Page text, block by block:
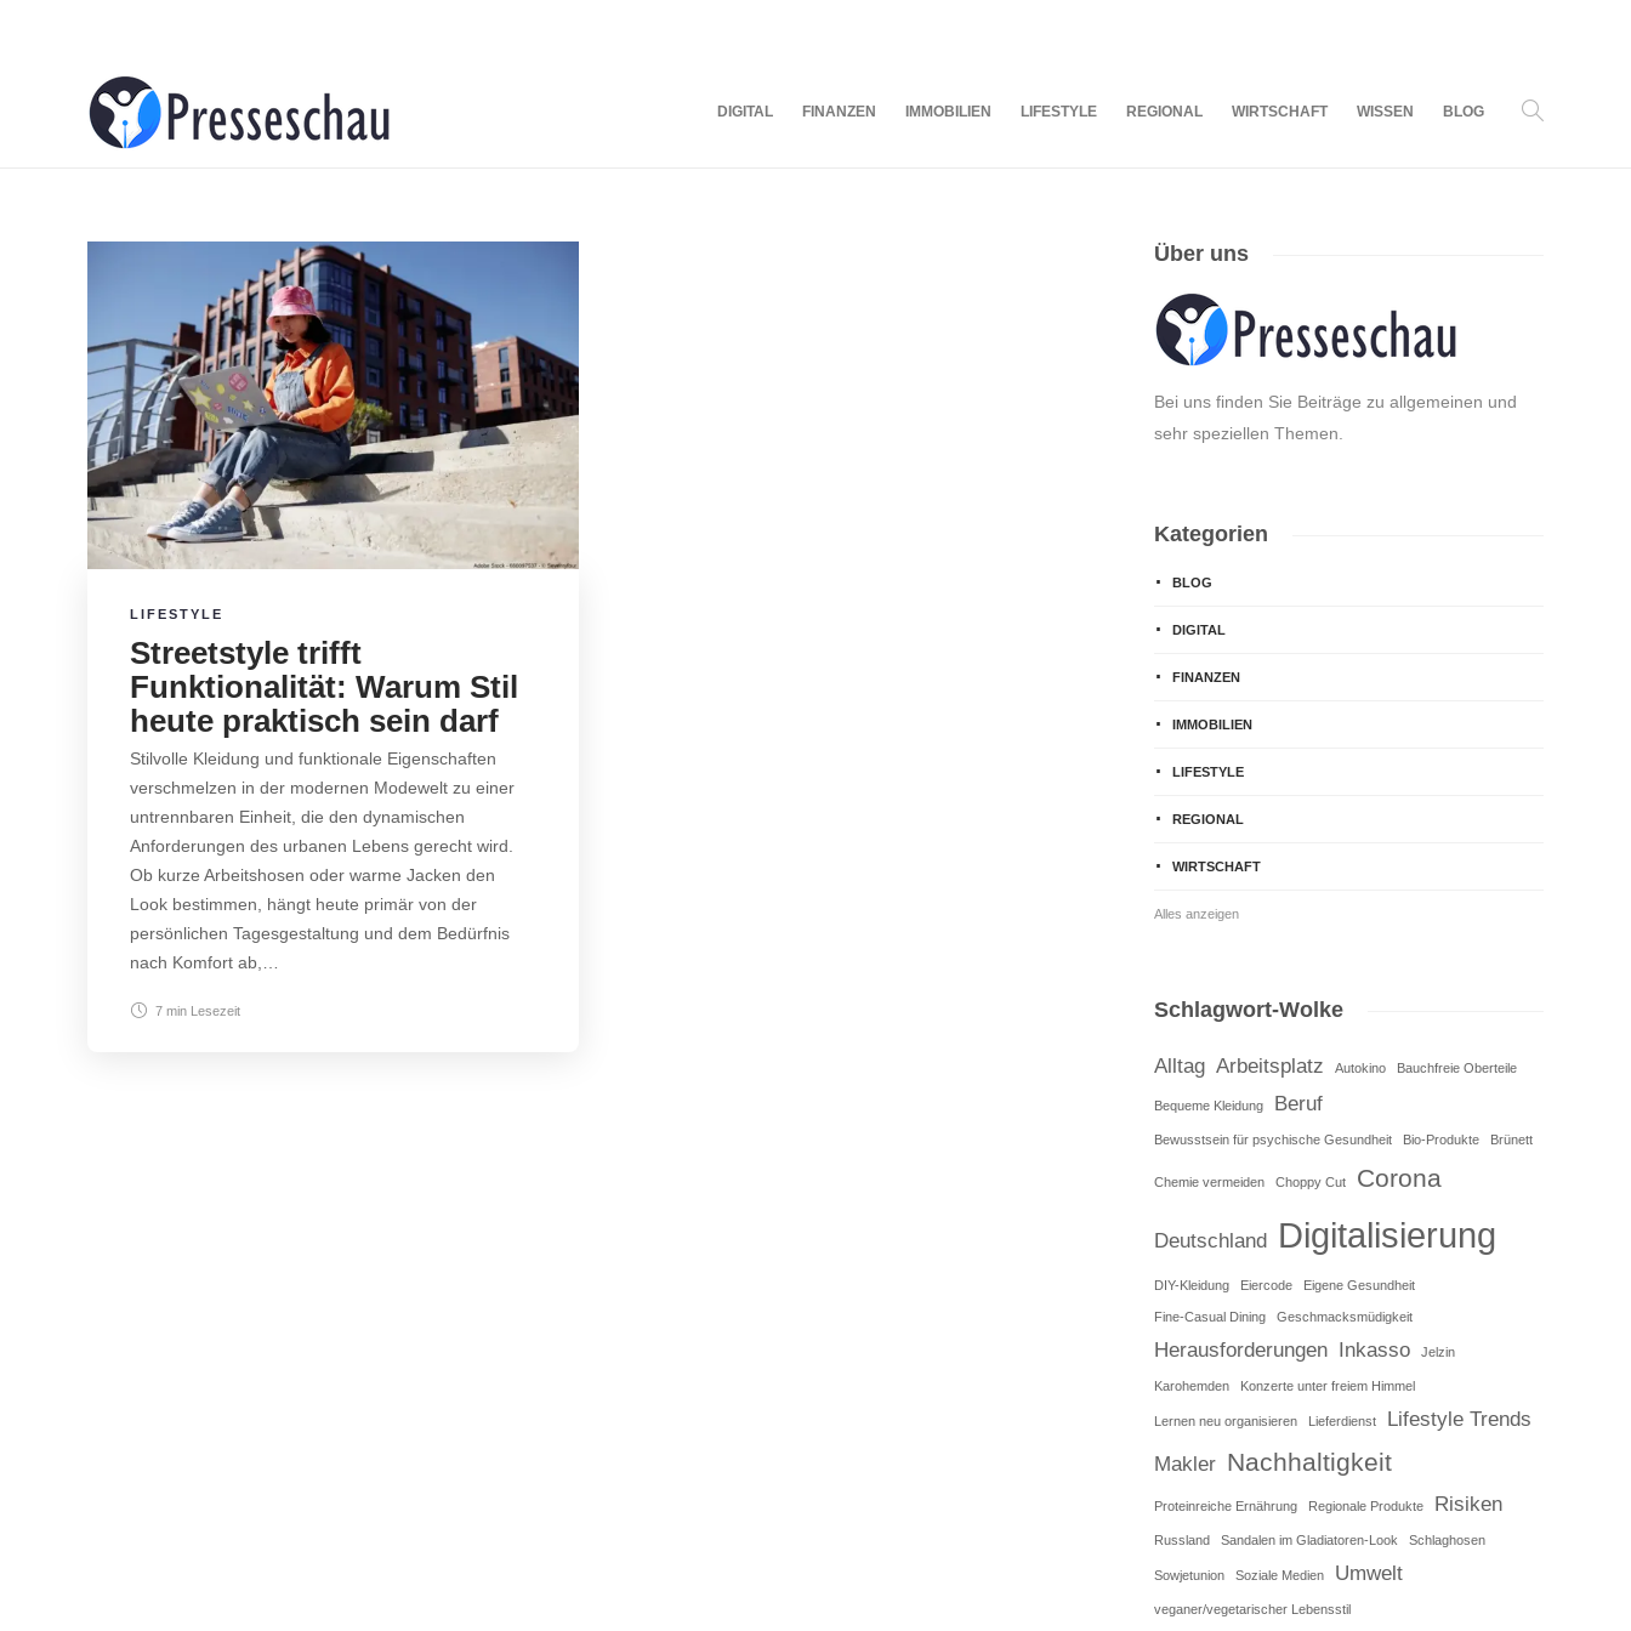
DIGITAL FINANZEN IMMOBILIEN LIFESTYLE REGIONAL WIRTSCHAFT WISSEN BLOG
LIFESTYLE
Streetstyle trifft
Funktionalität: Warum Stil
heute praktisch sein darf
Stilvolle Kleidung und funktionale Eigenschaften
verschmelzen in der modernen Modewelt zu einer
untrennbaren Einheit, die den dynamischen
Anforderungen des urbanen Lebens gerecht wird.
Ob kurze Arbeitshosen oder warme Jacken den
Look bestimmen, hängt heute primär von der
persönlichen Tagesgestaltung und dem Bedürfnis
nach Komfort ab,…
7 min Lesezeit
Über uns
Bei uns finden Sie Beiträge zu allgemeinen und
sehr speziellen Themen.
Kategorien
BLOG
DIGITAL
FINANZEN
IMMOBILIEN
LIFESTYLE
REGIONAL
WIRTSCHAFT
Alles anzeigen
Schlagwort-Wolke
Alltag Arbeitsplatz Autokino Bauchfreie Oberteile
Bequeme Kleidung Beruf
Bewusstsein für psychische Gesundheit Bio-Produkte Brünett
Chemie vermeiden Choppy Cut Corona
Deutschland Digitalisierung
DIY-Kleidung Eiercode Eigene Gesundheit
Fine-Casual Dining Geschmacksmüdigkeit
Herausforderungen Inkasso Jelzin
Karohemden Konzerte unter freiem Himmel
Lernen neu organisieren Lieferdienst
Lifestyle Trends
Makler Nachhaltigkeit
Proteinreiche Ernährung Regionale Produkte Risiken
Russland Sandalen im Gladiatoren-Look Schlaghosen
Sowjetunion Soziale Medien Umwelt
veganer/vegetarischer Lebensstil